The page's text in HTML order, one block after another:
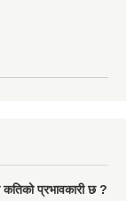
कतिको प्रभावकारी छ ?